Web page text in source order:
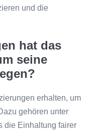
und die
hat das
seine
erhalten, um
gehören unter
die Einhaltung fairer